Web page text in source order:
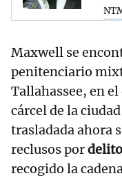
Maxwell se
penitenciario
Tallahassee, en
cárcel de la
trasladada ahora
reclusos por
recogido la